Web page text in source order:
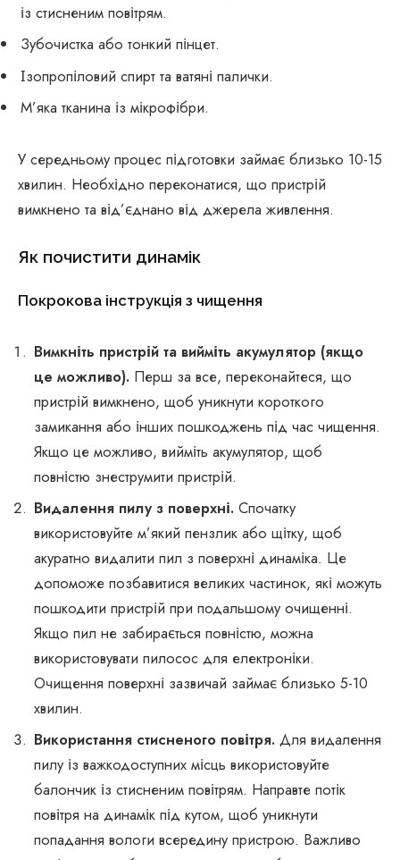
із стисненим повітрям.
Зубочистка або тонкий пінцет.
Ізопропіловий спирт та ватяні палички.
М’яка тканина із мікрофібри.
У середньому процес підготовки займає близько 10-15
хвилин. Необхідно переконатися, що пристрій
вимкнено та від’єднано від джерела живлення.
Як почистити динамік
Покрокова інструкція з чищення
Вимкніть пристрій та вийміть акумулятор (якщо
це можливо). Перш за все, переконайтеся, що
пристрій вимкнено, щоб уникнути короткого
замикання або інших пошкоджень під час чищення.
Якщо це можливо, вийміть акумулятор, щоб
повністю знеструмити пристрій.
Видалення пилу з поверхні. Спочатку
використовуйте м’який пензлик або щітку, щоб
акуратно видалити пил з поверхні динаміка. Це
допоможе позбавитися великих частинок, які можуть
пошкодити пристрій при подальшому очищенні.
Якщо пил не забирається повністю, можна
використовувати пилосос для електроніки.
Очищення поверхні зазвичай займає близько 5-10
хвилин.
Використання стисненого повітря. Для видалення
пилу із важкодоступних місць використовуйте
балончик із стисненим повітрям. Направте потік
повітря на динамік під кутом, щоб уникнути
попадання вологи всередину пристрою. Важливо